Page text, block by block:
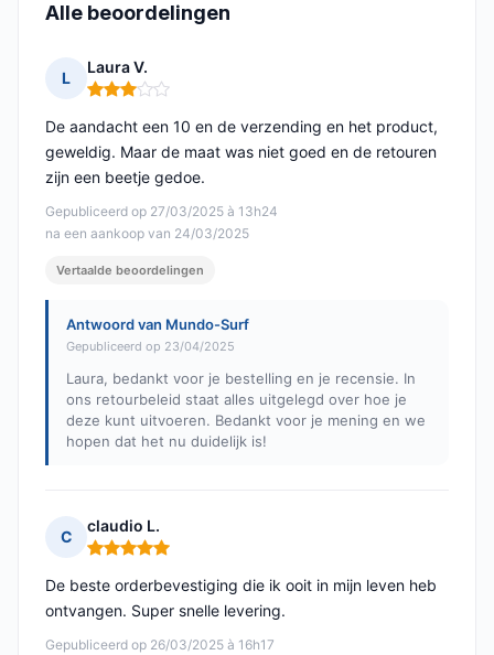
Alle beoordelingen
L
Laura V.
Opmerking: 3 van 5
Gepubliceerd op 27/03/2025 à 13h24
na een aankoop van 24/03/2025
De aandacht een 10 en de verzending en het product,
geweldig. Maar de maat was niet goed en de retouren
zijn een beetje gedoe.
Vertaalde beoordelingen
Antwoord van Mundo-Surf
Gepubliceerd op 23/04/2025
Laura, bedankt voor je bestelling en je recensie. In
ons retourbeleid staat alles uitgelegd over hoe je
deze kunt uitvoeren. Bedankt voor je mening en we
hopen dat het nu duidelijk is!
C
claudio L.
Opmerking: 5 van 5
Gepubliceerd op 26/03/2025 à 16h17
De beste orderbevestiging die ik ooit in mijn leven heb
ontvangen. Super snelle levering.